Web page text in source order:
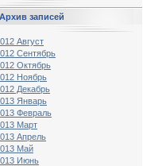
Архив записей
Август
Сентябрь
Октябрь
Ноябрь
Декабрь
Январь
Февраль
Март
Апрель
Май
Июнь